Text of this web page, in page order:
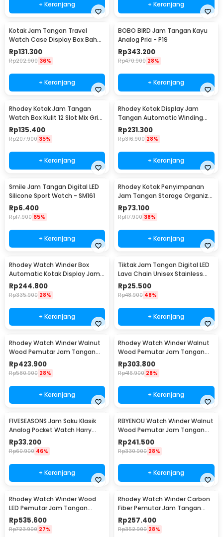
+ Keranjang + Keranjang
Kotak Jam Tangan Travel
Watch Case Display Box Bahan
Kulit 8 Grid - L-001
Rp131.300
Rp202.900 36%
+ Keranjang
BOBO BIRD Jam Tangan Kayu
Analog Pria - P19
Rp343.200
Rp470.900 28%
+ Keranjang
Rhodey Kotak Jam Tangan
Watch Box Kulit 12 Slot Mix Grid
30x20x8cm - JO12
Rp135.400
Rp207.900 35%
+ Keranjang
Rhodey Kotak Display Jam
Tangan Automatic Winding
Watch Box - J125F DE
Rp231.300
Rp316.900 28%
+ Keranjang
Smile Jam Tangan Digital LED
Silicone Sport Watch - SM161
Rp6.400
Rp17.900 65%
+ Keranjang
Rhodey Kotak Penyimpanan
Jam Tangan Storage Organizer
Watch Box 6 Grid - NIE6
Rp73.100
Rp117.900 38%
+ Keranjang
Rhodey Watch Winder Box
Automatic Kotak Display Jam
Tangan 1 Slot - SKW14
Rp244.800
Rp335.900 28%
+ Keranjang
Tiktak Jam Tangan Digital LED
Lava Chain Unisex Stainless
Steel Strap - TK-4
Rp25.500
Rp48.900 48%
+ Keranjang
Rhodey Watch Winder Walnut
Wood Pemutar Jam Tangan
Otomatis 2 Slot - SKW166-B
Rp423.900
Rp580.900 28%
+ Keranjang
Rhodey Watch Winder Walnut
Wood Pemutar Jam Tangan
Otomatis 1 Slot - SKW165-B
Rp303.800
Rp416.900 28%
+ Keranjang
FIVESEASONS Jam Saku Klasik
Analog Pocket Watch Harry
Potter Edition - HQ8048
Rp33.200
Rp60.900 46%
+ Keranjang
RBYENOU Watch Winder Walnut
Wood Pemutar Jam Tangan
Otomatis 1 Slot - RB3
Rp241.500
Rp330.900 28%
+ Keranjang
Rhodey Watch Winder Wood
LED Pemutar Jam Tangan
Otomatis 3 Slot - SKW167
Rp535.600
Rp723.900 27%
Rhodey Watch Winder Carbon
Fiber Pemutar Jam Tangan
Otomatis 3 Slot - SKW33
Rp257.400
Rp352.900 28%